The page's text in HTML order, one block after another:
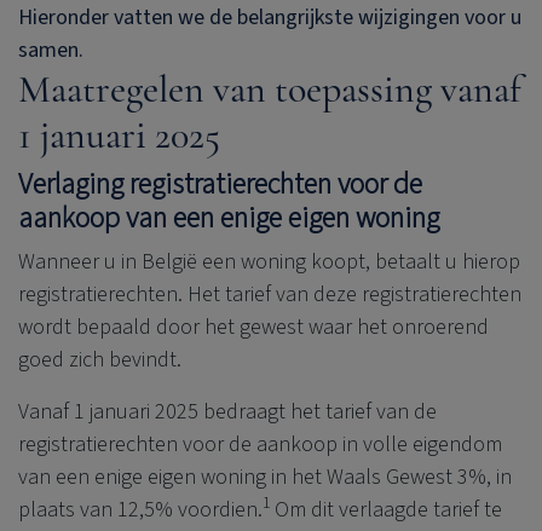
Hieronder vatten we de belangrijkste wijzigingen voor u
samen.
Maatregelen van toepassing vanaf
1 januari 2025
Verlaging registratierechten voor de
aankoop van een enige eigen woning
Wanneer u in België een woning koopt, betaalt u hierop
registratierechten. Het tarief van deze registratierechten
wordt bepaald door het gewest waar het onroerend
goed zich bevindt.
Vanaf 1 januari 2025 bedraagt het tarief van de
registratierechten voor de aankoop in volle eigendom
van een enige eigen woning in het Waals Gewest 3%, in
plaats van 12,5% voordien.1 Om dit verlaagde tarief te